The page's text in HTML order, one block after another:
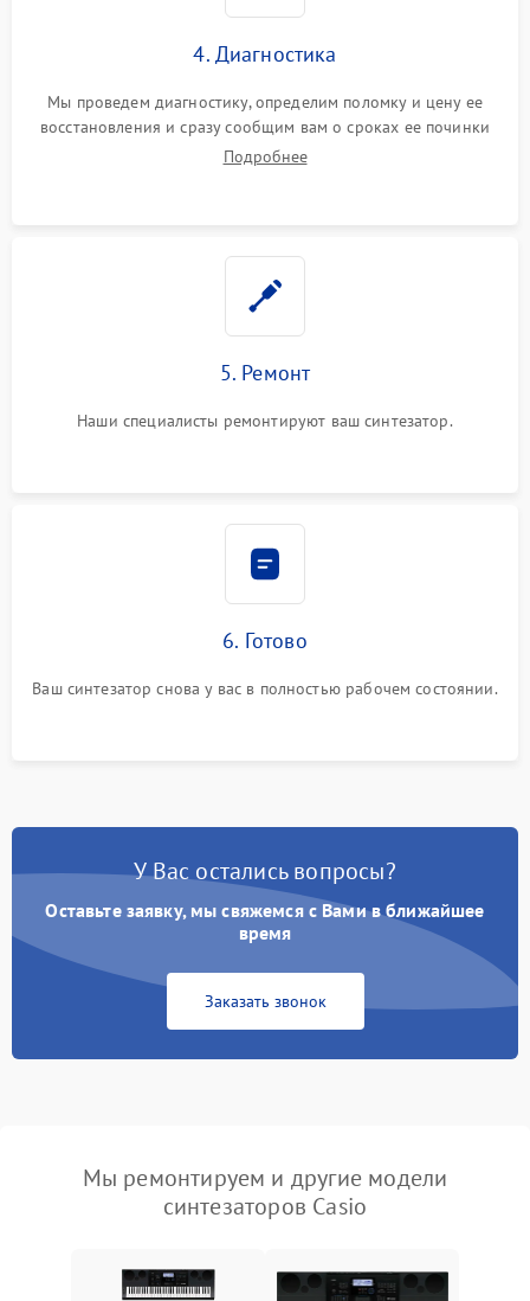
4. Диагностика
Мы проведем диагностику, определим поломку и цену ее
восстановления и сразу сообщим вам о сроках ее починки
Подробнее
5. Ремонт
Наши специалисты ремонтируют ваш синтезатор.
6. Готово
Ваш синтезатор снова у вас в полностью рабочем состоянии.
У Вас остались вопросы?
Оставьте заявку, мы свяжемся с Вами в ближайшее
время
Заказать звонок
Мы ремонтируем и другие модели
синтезаторов Casio